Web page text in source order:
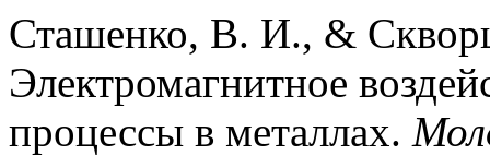
Сташенко, В. И., &
Электромагнитное
процессы в металлах.